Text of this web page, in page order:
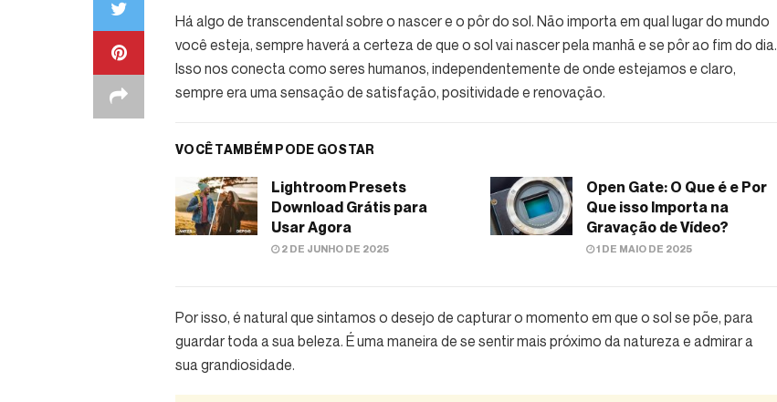
Há algo de transcendental sobre o nascer e o pôr do sol. Não importa em qual lugar do mundo
você esteja, sempre haverá a certeza de que o sol vai nascer pela manhã e se pôr ao fim do dia.
Isso nos conecta como seres humanos, independentemente de onde estejamos e claro,
sempre era uma sensação de satisfação, positividade e renovação.
VOCÊ TAMBÉM PODE GOSTAR
Lightroom Presets
Download Grátis para
Usar Agora
2 DE JUNHO DE 2025
Open Gate: O Que é e Por
Que isso Importa na
Gravação de Vídeo?
1 DE MAIO DE 2025
Por isso, é natural que sintamos o desejo de capturar o momento em que o sol se põe, para
guardar toda a sua beleza. É uma maneira de se sentir mais próximo da natureza e admirar a
sua grandiosidade.